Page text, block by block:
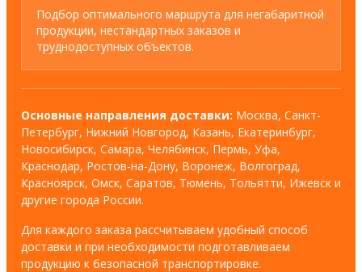
Подбор оптимального маршрута для негабаритной
продукции, нестандартных заказов и
труднодоступных объектов.
Основные направления доставки: Москва, Санкт-
Петербург, Нижний Новгород, Казань, Екатеринбург,
Новосибирск, Самара, Челябинск, Пермь, Уфа,
Краснодар, Ростов-на-Дону, Воронеж, Волгоград,
Красноярск, Омск, Саратов, Тюмень, Тольятти, Ижевск и
другие города России.
Для каждого заказа рассчитываем удобный способ
доставки и при необходимости подготавливаем
продукцию к безопасной транспортировке.